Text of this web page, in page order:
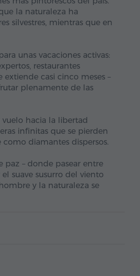
la naturaleza ha
silvestres, mientras que en
unas vacaciones activas:
restaurantes
casi cinco meses –
plenamente de las
hacia la libertad
infinitas que se pierden
diamantes dispersos.
paz – donde pasear entre
suave susurro del viento
y la naturaleza se